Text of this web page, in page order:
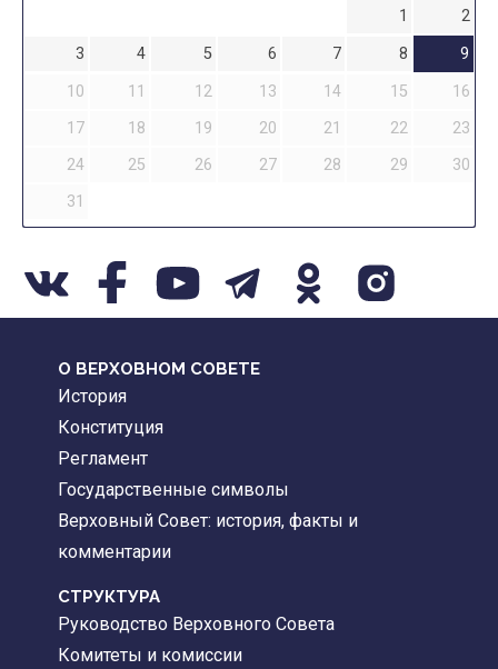
1
2
3
4 5 6 7 8
9
10
11 12 13 14 15
16
17
18 19 20 21 22
23
24
25 26 27 28 29
30
31
О ВЕРХОВНОМ СОВЕТЕ
История
Конституция
Регламент
Государственные символы
Верховный Совет: история, факты и
комментарии
CТРУКТУРА
Руководство Верховного Совета
Комитеты и комиссии